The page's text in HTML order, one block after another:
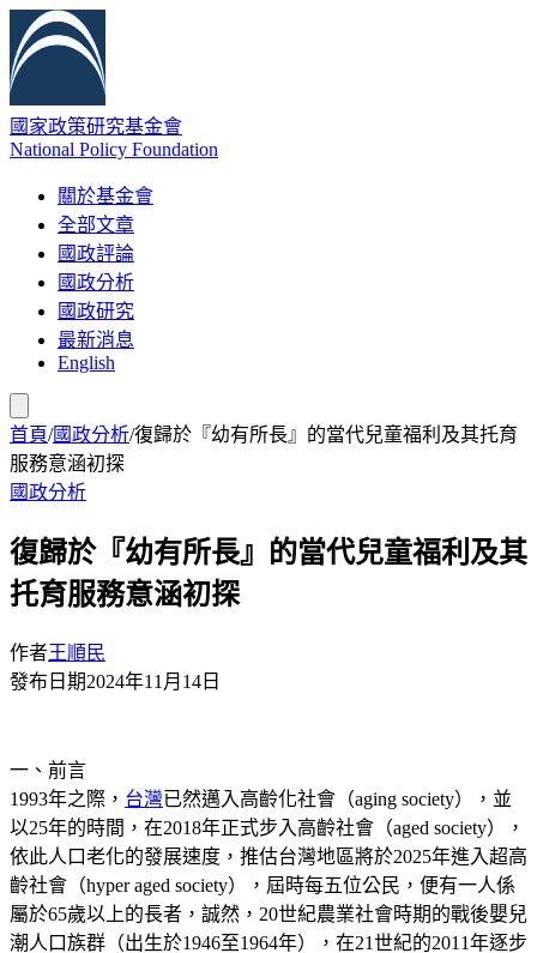
國家政策研究基金會
National Policy Foundation
關於基金會
全部文章
國政評論
國政分析
國政研究
最新消息
English
首頁/國政分析/復歸於『幼有所長』的當代兒童福利及其托育
服務意涵初探
國政分析
復歸於『幼有所長』的當代兒童福利及其
托育服務意涵初探
作者王順民
發布日期2024年11月14日
一、前言
1993年之際， 台灣已然邁入高齡化社會（aging society），並
以25年的時間，在2018年正式步入高齡社會（aged society），
依此人口老化的發展速度，推估台灣地區將於2025年進入超高
齡社會（hyper aged society），屆時每五位公民，便有一人係
屬於65歲以上的長者，誠然，20世紀農業社會時期的戰後嬰兒
潮人口族群（出生於1946至1964年），在21世紀的2011年逐步